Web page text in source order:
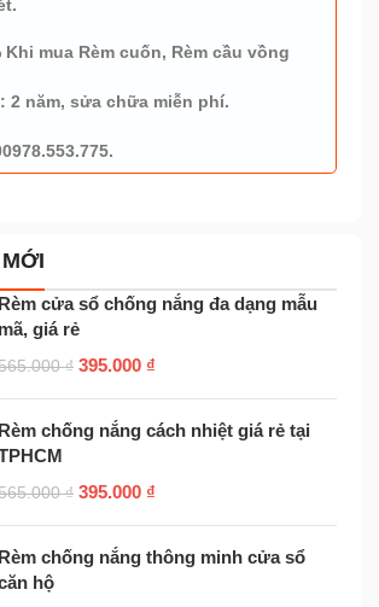
Khi mua Rèm cuốn, Rèm cầu vồng
2 năm, sửa chữa miễn phí.
- TƯ VẤN MIỄN PHÍ
Rèm cửa sổ chống nắng đa dạng mẫu
mã, giá rẻ
₫ 395.000 ₫
Rèm chống nắng cách nhiệt giá rẻ tại
₫ 395.000 ₫
Rèm chống nắng thông minh cửa sổ
hộ